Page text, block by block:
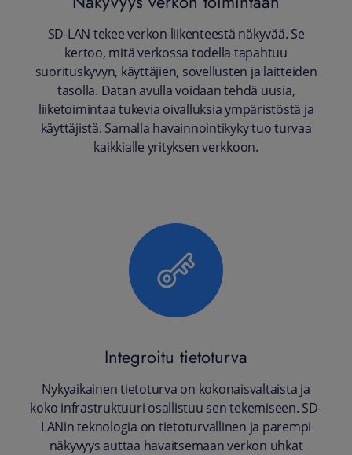
SD-LAN tekee verkon liikenteestä näkyvää. Se
kertoo, mitä verkossa todella tapahtuu
suorituskyvyn, käyttäjien, sovellusten ja laitteiden
tasolla. Datan avulla voidaan tehdä uusia,
liiketoimintaa tukevia oivalluksia ympäristöstä ja
käyttäjistä. Samalla havainnointikyky tuo turvaa
kaikkialle yrityksen verkkoon.
Integroitu tietoturva
Nykyaikainen tietoturva on kokonaisvaltaista ja
koko infrastruktuuri osallistuu sen tekemiseen. SD-
LANin teknologia on tietoturvallinen ja parempi
näkyvyys auttaa havaitsemaan verkon uhkat